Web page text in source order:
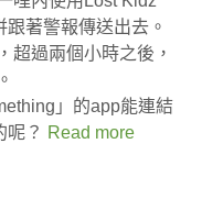
著警報傳送出去。
過兩個小時之後，
」的app能連結
呢？ Read more